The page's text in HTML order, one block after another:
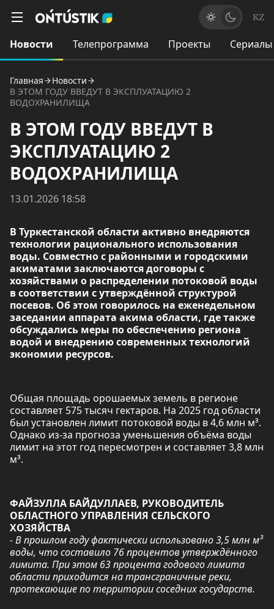
KZ
Новости Телепрограмма Проекты Сериалы
Главная
Новости
В ЭТОМ ГОДУ ВВЕДУТ В ЭКСПЛУАТАЦИЮ 2
ВОДОХРАНИЛИЩА
В ЭТОМ ГОДУ ВВЕДУТ В
ЭКСПЛУАТАЦИЮ 2
ВОДОХРАНИЛИЩА
13.01.2026 18:58
В Туркестанской области активно внедряются
технологии рационального использования
воды. Совместно с районными и городскими
акиматами заключаются договоры с
хозяйствами о распределении потоковой воды
в соответствии с утверждённой структурой
посевов. Об этом говорилось на еженедельном
заседании аппарата акима области, где также
обсуждались меры по обеспечению региона
водой и внедрению современных технологий
экономии ресурсов.
Общая площадь орошаемых земель в регионе
составляет 575 тысяч гектаров. На 2025 год области
был установлен лимит потоковой воды в 4,6 млн м³.
Однако из-за прогноза уменьшения объёма воды
лимит на этот год пересмотрен и составляет 3,8 млн
м³.
ФАЙЗУЛЛА БАЙДУЛЛАЕВ, РУКОВОДИТЕЛЬ
ОБЛАСТНОГО УПРАВЛЕНИЯ СЕЛЬСКОГО
ХОЗЯЙСТВА
- В прошлом году фактически использовано 3,5 млн м³
воды, что составило 76 процентов утверждённого
лимита. При этом 63 процента годового лимита
области приходится на трансграничные реки,
протекающие по территории соседних государств.